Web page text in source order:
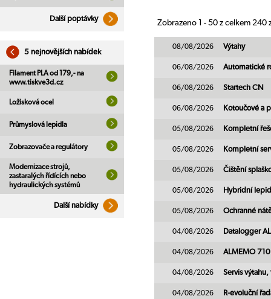
Další poptávky
5 nejnovějších nabídek
Filament PLA od 179,- na
www.tiskve3d.cz
Ložisková ocel
Průmyslová lepidla
Zobrazovače a regulátory
Modernizace strojů,
zastaralých řídících nebo
hydraulických systémů
Další nabídky
Zobrazeno 1 - 50 z celkem 240
08/08/2026 Výtahy
06/08/2026 Automatické
06/08/2026 Startech CN
06/08/2026 Kotoučové a
05/08/2026 Kompletní
05/08/2026 Kompletní
05/08/2026 Čištění
05/08/2026 Hybridní
05/08/2026 Ochranné
04/08/2026 Datalogger
04/08/2026 ALMEMO
04/08/2026 Servis
04/08/2026 R-evoluční